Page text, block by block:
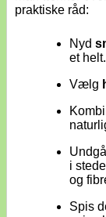
praktiske råd:
Nyd
et helt.
Vælg
i
og
Spis